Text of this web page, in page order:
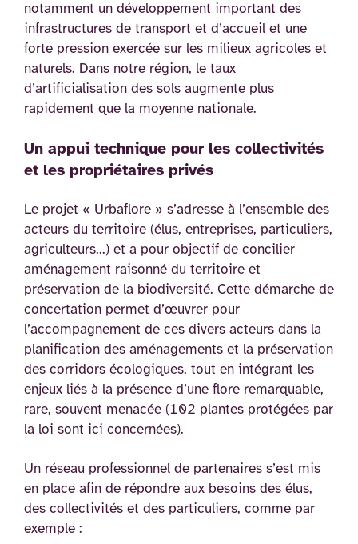
notamment un développement important des
infrastructures de transport et d’accueil et une
forte pression exercée sur les milieux agricoles et
naturels. Dans notre région, le taux
d’artificialisation des sols augmente plus
rapidement que la moyenne nationale.
Un appui technique pour les collectivités
et les propriétaires privés
Le projet « Urbaflore » s’adresse à l’ensemble des
acteurs du territoire (élus, entreprises, particuliers,
agriculteurs...) et a pour objectif de concilier
aménagement raisonné du territoire et
préservation de la biodiversité. Cette démarche de
concertation permet d’œuvrer pour
l’accompagnement de ces divers acteurs dans la
planification des aménagements et la préservation
des corridors écologiques, tout en intégrant les
enjeux liés à la présence d’une flore remarquable,
rare, souvent menacée (102 plantes protégées par
la loi sont ici concernées).
Un réseau professionnel de partenaires s’est mis
en place afin de répondre aux besoins des élus,
des collectivités et des particuliers, comme par
exemple :